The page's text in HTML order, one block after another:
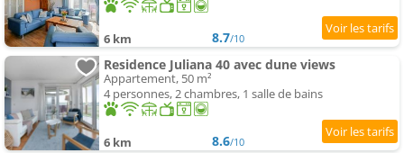
6 km 8.7/10
Residence Juliana 40 avec dune views
Appartement, 50 m²
4 personnes, 2 chambres, 1 salle de bains
6 km 8.6/10